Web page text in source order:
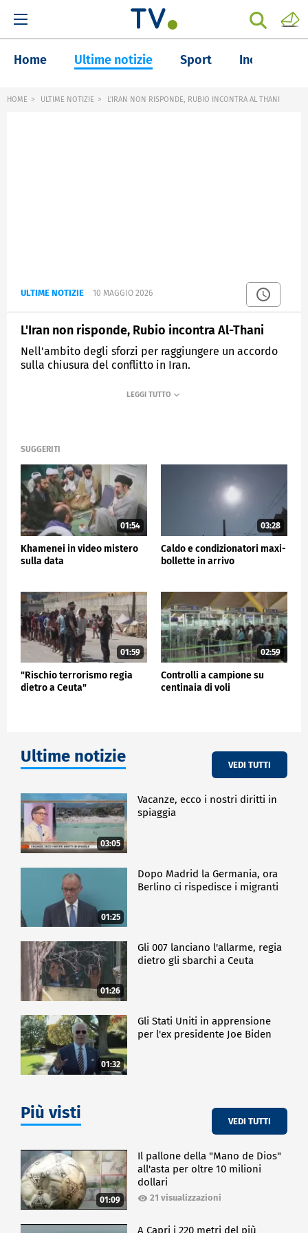
Home Ultime notizie Sport Inchieste
HOME ULTIME NOTIZIE L'IRAN NON RISPONDE, RUBIO INCONTRA AL THANI
ULTIME NOTIZIE 10 MAGGIO 2026
L'Iran non risponde, Rubio incontra Al-Thani
Nell'ambito degli sforzi per raggiungere un accordo
sulla chiusura del conflitto in Iran.
SUGGERITI
01:54
Khamenei in video mistero
sulla data
03:28
Caldo e condizionatori maxi-
bollette in arrivo
01:59
"Rischio terrorismo regia
dietro a Ceuta"
02:59
Controlli a campione su
centinaia di voli
Ultime notizie VEDI TUTTI
03:05
Vacanze, ecco i nostri diritti in
spiaggia
01:25
Dopo Madrid la Germania, ora
Berlino ci rispedisce i migranti
01:26
Gli 007 lanciano l'allarme, regia
dietro gli sbarchi a Ceuta
01:32
Gli Stati Uniti in apprensione
per l'ex presidente Joe Biden
Più visti VEDI TUTTI
01:09
Il pallone della "Mano de Dios"
all'asta per oltre 10 milioni
dollari
21 visualizzazioni
A Capri i 220 metri del più